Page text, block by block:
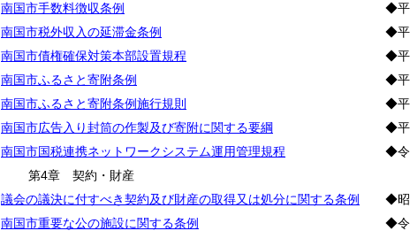
南国市手数料徴収条例
◆平
南国市税外収入の延滞金条例
◆平
南国市債権確保対策本部設置規程
◆平
南国市ふるさと寄附条例
◆平
南国市ふるさと寄附条例施行規則
◆平
南国市広告入り封筒の作製及び寄附に関する要綱
◆平
南国市国税連携ネットワークシステム運用管理規程
◆令
第4章 契約・財産
議会の議決に付すべき契約及び財産の取得又は処分に関する条例
◆昭
南国市重要な公の施設に関する条例
◆令